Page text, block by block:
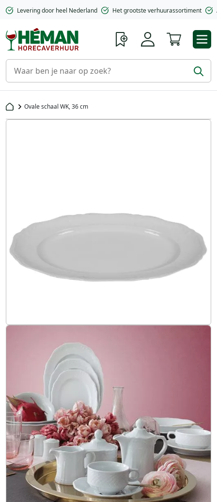
Levering door heel Nederland Het grootste verhuurassortiment
Ovale schaal WK, 36 cm